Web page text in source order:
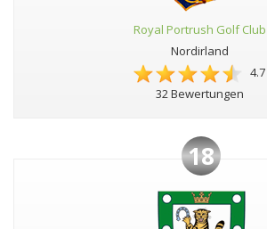
Royal Portrush Golf Club
Nordirland
4.7
32 Bewertungen
18